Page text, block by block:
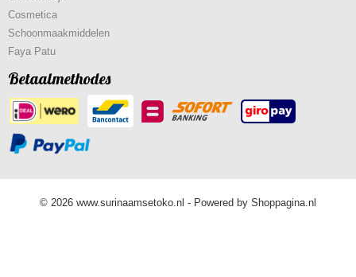
Cosmetica
Schoonmaakmiddelen
Faya Patu
Betaalmethodes
© 2026 www.surinaamsetoko.nl - Powered by Shoppagina.nl